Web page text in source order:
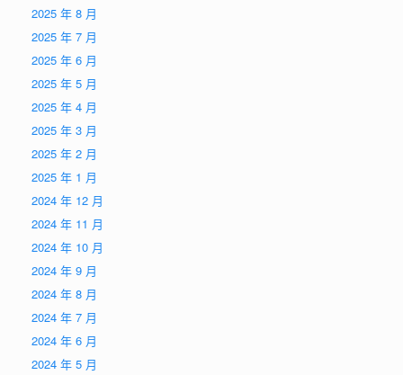
2025 年 8 月
2025 年 7 月
2025 年 6 月
2025 年 5 月
2025 年 4 月
2025 年 3 月
2025 年 2 月
2025 年 1 月
2024 年 12 月
2024 年 11 月
2024 年 10 月
2024 年 9 月
2024 年 8 月
2024 年 7 月
2024 年 6 月
2024 年 5 月